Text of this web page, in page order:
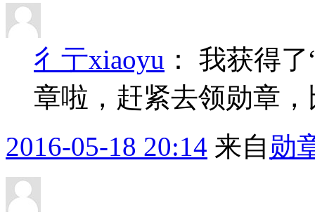
彳亍xiaoyu ： 我获得了
章啦，赶紧去领勋章
2016-05-18 20:14 来自 勋